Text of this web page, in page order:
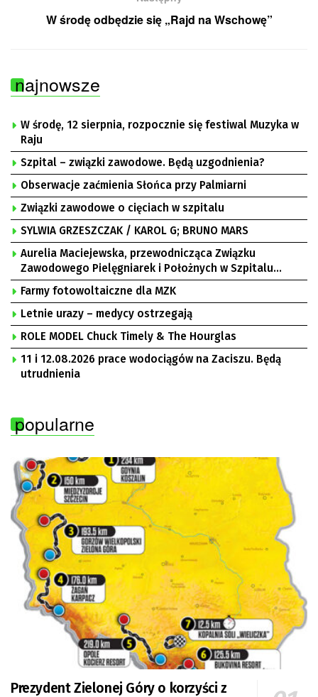
W środę odbędzie się „Rajd na Wschowę”
najnowsze
W środę, 12 sierpnia, rozpocznie się festiwal Muzyka w
Raju
Szpital – związki zawodowe. Będą uzgodnienia?
Obserwacje zaćmienia Słońca przy Palmiarni
Związki zawodowe o cięciach w szpitalu
SYLWIA GRZESZCZAK / KAROL G; BRUNO MARS
Aurelia Maciejewska, przewodnicząca Związku
Zawodowego Pielęgniarek i Położnych w Szpitalu
Uniwersyteckim w Zielonej Górze, Bogusław
Motowidełko, przewodniczący Zarządu Regionu NSZZ
„Solidarność” Zielona Góra
Farmy fotowoltaiczne dla MZK
Letnie urazy – medycy ostrzegają
ROLE MODEL Chuck Timely & The Hourglas
11 i 12.08.2026 prace wodociągów na Zaciszu. Będą
utrudnienia
popularne
Prezydent Zielonej Góry o korzyści z